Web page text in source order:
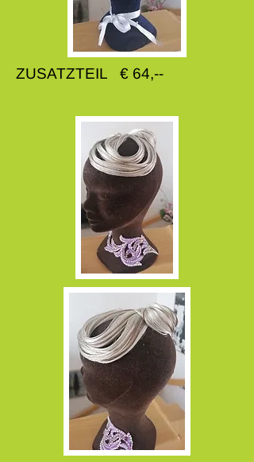
ZUSATZTEIL € 64,--